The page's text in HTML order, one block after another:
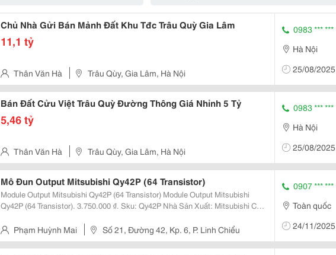
Chủ Nhà Gửi Bán Mảnh Đất Khu Tđc Trâu Quỳ Gia Lâm
11,1 tỷ
Thân Văn Hà Trâu Qùy, Gia Lâm, Hà Nội
0983 *** ***
Hà Nội
25/08/2025
Bán Đất Cửu Việt Trâu Quỳ Đường Thông Giá Nhỉnh 5 Tỷ
5,46 tỷ
Thân Văn Hà Trâu Qùy, Gia Lâm, Hà Nội
0983 *** ***
Hà Nội
25/08/2025
Mô Đun Output Mitsubishi Qy42P (64 Transistor)
Module Output Mitsubishi Qy42P (64 Transistor) Module Output Mitsubishi
Qy42P (64 Transistor). 3.750.000 ₫. Sku: Qy42P Nhà Sản Xuất: Mitsubishi Chất
Http://Thietbidienmykim....
Phạm Huỳnh Mai Số 21, Đường 42, Kp. 6, P. Linh Chiểu
0907 *** ***
Toàn quốc
24/11/2025